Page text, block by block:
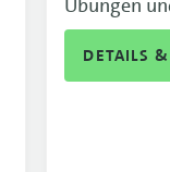
DETAILS